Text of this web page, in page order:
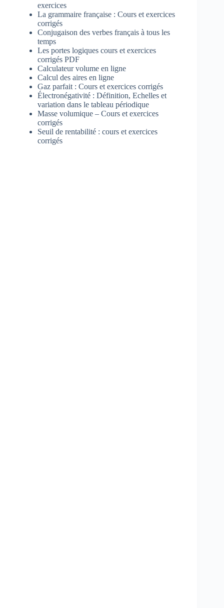
exercices
La grammaire française : Cours et exercices
corrigés
Conjugaison des verbes français à tous les
temps
Les portes logiques cours et exercices
corrigés PDF
Calculateur volume en ligne
Calcul des aires en ligne
Gaz parfait : Cours et exercices corrigés
Électronégativité : Définition, Echelles et
variation dans le tableau périodique
Masse volumique – Cours et exercices
corrigés
Seuil de rentabilité : cours et exercices
corrigés